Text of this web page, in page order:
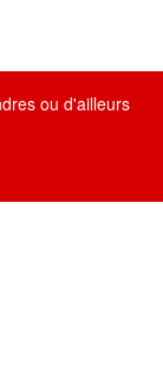
ou d'ailleurs